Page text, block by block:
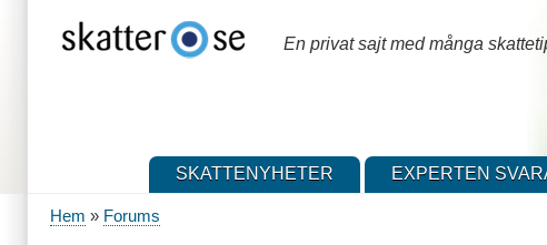
huvudinnehåll
En privat sajt med många
SKATTENYHETER EXPERTEN
Hem Forums